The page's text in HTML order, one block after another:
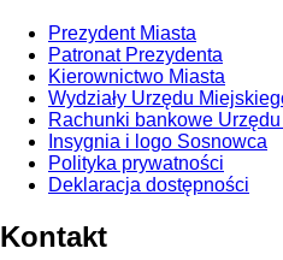
Prezydent Miasta
Patronat Prezydenta
Kierownictwo Miasta
Wydziały Urzędu
Rachunki bankowe
Insygnia i logo Sosnowca
Polityka prywatności
Deklaracja dostępności
Kontakt